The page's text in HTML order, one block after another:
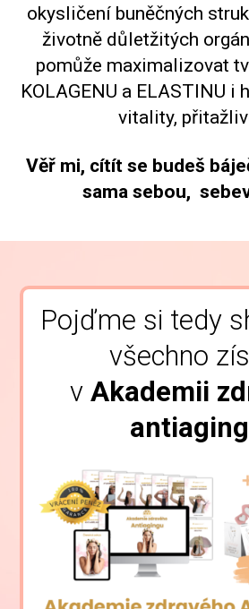
okysličení buněčných
životně důletžitých
pomůže maximalizovat
KOLAGENU a ELASTINU i
vitality,
Věř mi, cítít se budeš
sama sebou,
Pojďme si tedy
všechno
v Akademii